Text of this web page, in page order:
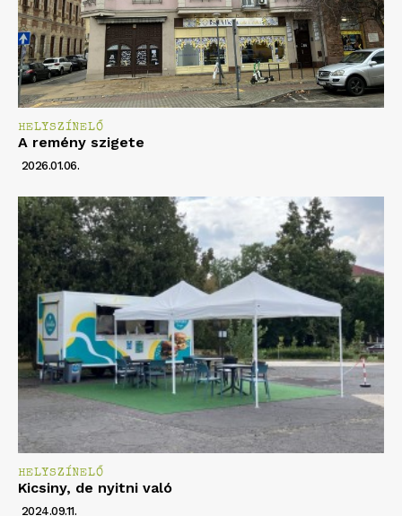
HELYSZÍNELŐ
A remény szigete
2026.01.06.
HELYSZÍNELŐ
Kicsiny, de nyitni való
2024.09.11.